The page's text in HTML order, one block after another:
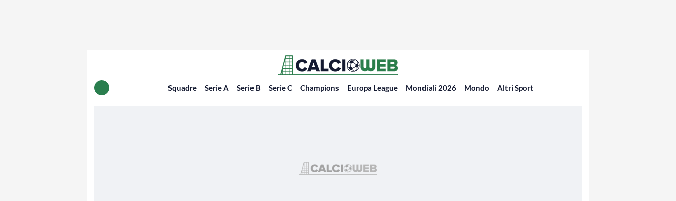
Squadre Serie A Serie B Serie C Champions Europa League Mondiali 2026 Mondo Altri Sport